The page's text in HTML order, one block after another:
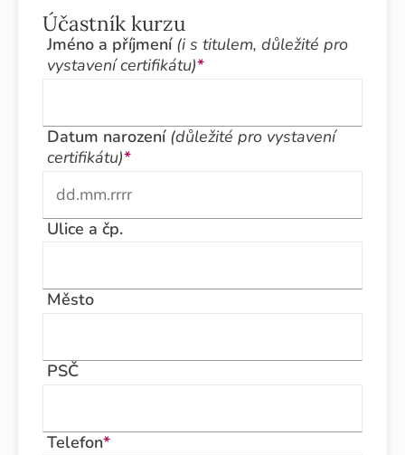
Účastník kurzu
Jméno a příjmení (i s titulem, důležité pro
vystavení certifikátu)*
Datum narození (důležité pro vystavení
certifikátu)*
Ulice a čp.
Město
PSČ
Telefon*